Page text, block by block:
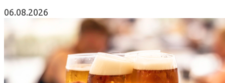
06.08.2026